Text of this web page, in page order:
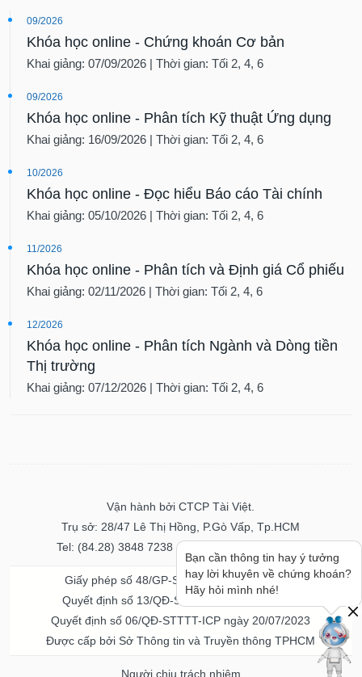
09/2026
Khóa học online - Chứng khoán Cơ bản
Khai giảng: 07/09/2026 | Thời gian: Tối 2, 4, 6
09/2026
Khóa học online - Phân tích Kỹ thuật Ứng dụng
Khai giảng: 16/09/2026 | Thời gian: Tối 2, 4, 6
10/2026
Khóa học online - Đọc hiểu Báo cáo Tài chính
Khai giảng: 05/10/2026 | Thời gian: Tối 2, 4, 6
11/2026
Khóa học online - Phân tích và Định giá Cổ phiếu
Khai giảng: 02/11/2026 | Thời gian: Tối 2, 4, 6
12/2026
Khóa học online - Phân tích Ngành và Dòng tiền
Thị trường
Khai giảng: 07/12/2026 | Thời gian: Tối 2, 4, 6
Vận hành bởi CTCP Tài Việt.
Trụ sở: 28/47 Lê Thị Hồng, P.Gò Vấp, Tp.HCM
Tel: (84.28) 3848 7238 - Fax: (84.28) 3848 7237
Giấy phép số 48/GP-STTTT ngày 04/11/2016
Quyết định số 13/QĐ-STTTT ngày 02/11/2017
Quyết định số 06/QĐ-STTTT-ICP ngày 20/07/2023
Được cấp bởi Sở Thông tin và Truyền thông TPHCM
Người chịu trách nhiệm
Bạn cần thông tin hay ý tưởng
hay lời khuyên về chứng khoán?
Hãy hỏi mình nhé!